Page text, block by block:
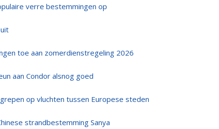
verre bestemmingen op
toe aan zomerdienstregeling 2026
aan Condor alsnog goed
op vluchten tussen Europese steden
strandbestemming Sanya